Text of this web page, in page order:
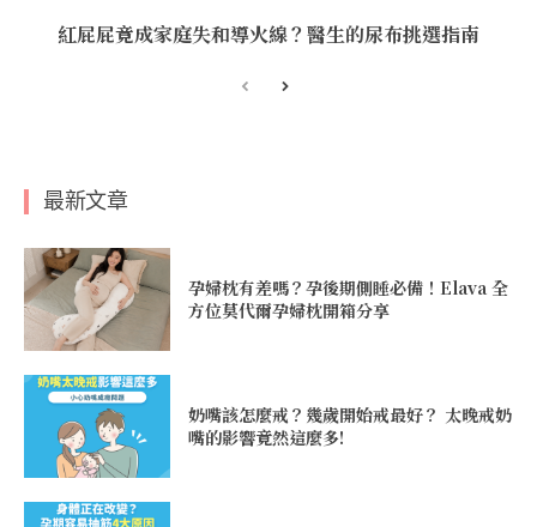
紅屁屁竟成家庭失和導火線？醫生的尿布挑選指南
最新文章
孕婦枕有差嗎？孕後期側睡必備！Elava 全
方位莫代爾孕婦枕開箱分享
奶嘴該怎麼戒？幾歲開始戒最好？ 太晚戒奶
嘴的影響竟然這麼多!